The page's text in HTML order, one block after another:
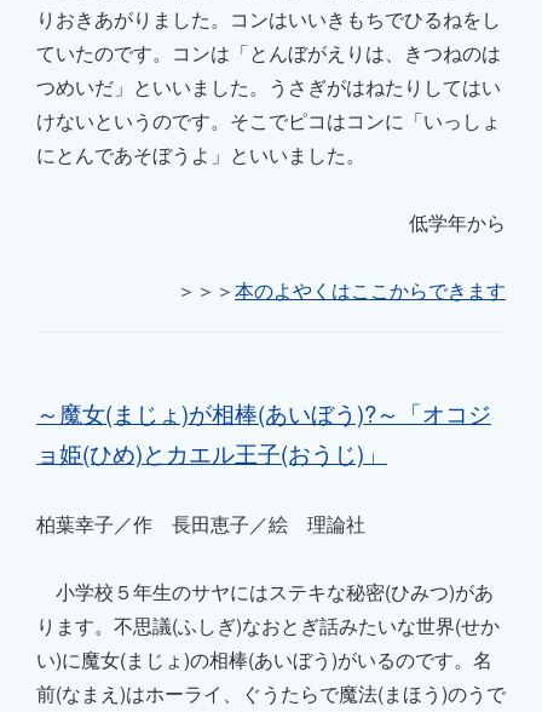
りおきあがりました。コンはいいきもちでひるねをし
ていたのです。コンは 「とんぼがえりは、きつねのは
つめいだ」といいました。
うさぎがはねたりしてはい
けないというのです。そこでピコはコンに「いっしょ
にとんであそぼうよ」といいました。
低学年から
＞＞＞本のよやくはここからできます
～魔女(まじょ)が相棒(あいぼう)?～ 「オコジ
ョ姫(ひめ)とカエル王子(おうじ) 」
柏葉幸子／作 長田恵子／絵 理論社
小学校５年生のサヤにはステキな秘密(ひみつ)があ
ります。不思議(ふしぎ)なおと ぎ話みたいな世界(せか
い)に魔女(まじょ)の相棒(あいぼう)がいるのです。名
前(なまえ)はホーライ、
ぐうたらで魔法(まほう)のうで